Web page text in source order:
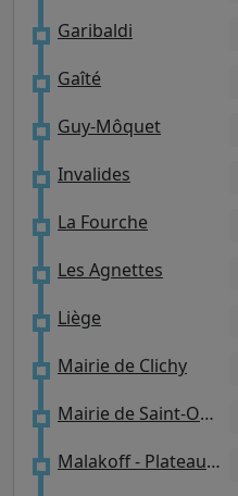
Garibaldi
Gaîté
Guy-Môquet
Invalides
La Fourche
Les Agnettes
Liège
Mairie de Clichy
Mairie de Saint-Ouen
Malakoff - Plateau De Vanves